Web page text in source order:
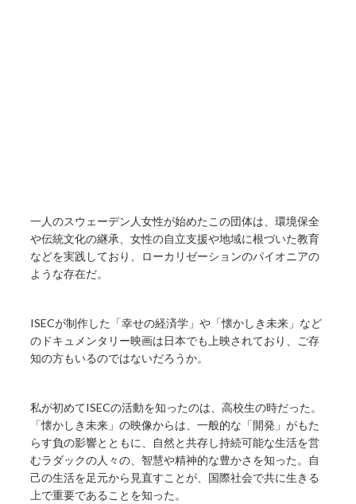
一人のスウェーデン人女性が始めたこの団体は、環境保全
や伝統文化の継承、女性の自立支援や地域に根づいた教育
などを実践しており、ローカリゼーションのパイオニアの
ような存在だ。
ISECが制作した「幸せの経済学」や「懐かしき未来」など
のドキュメンタリー映画は日本でも上映されており、ご存
知の方もいるのではないだろうか。
私が初めてISECの活動を知ったのは、高校生の時だった。
「懐かしき未来」の映像からは、一般的な「開発」がもた
らす負の影響とともに、自然と共存し持続可能な生活を営
むラダックの人々の、智慧や精神的な豊かさを知った。自
己の生活を足元から見直すことが、国際社会で共に生きる
上で重要であることを知った。